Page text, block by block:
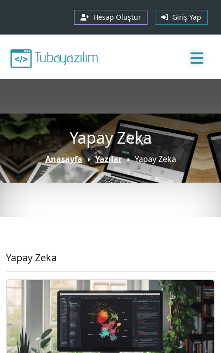
Hesap Oluştur Giriş Yap
Yapay Zeka
Anasayfa Yazılar Yapay Zeka
Yapay Zeka